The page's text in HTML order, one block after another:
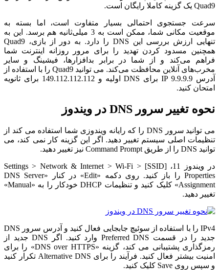
Quad9 یک گزینه کاملا رایگان است.
سرعت جستجوی احتمالی بسیار متفاوت است، اما بسته به
موقعیت مکانی شما، ممکن است به 3 میلی‌ثانیه هم برسد. این به
تنهایی ارزش بررسی این DNS را دارد. به دور از بازی، Quad9
همچنین مسدود کردن تهدید را برای مرور روزانه اینترنت شما
فراهم می‌کند و از شما در برابر بدافزارها، فیشینگ و سایر
مخرب‌های آنلاین محافظت می‌کند. می توانید Quad9 را با استفاده از
آدرس IP 9.9.9.9 برای DNS اولیه و 149.112.112.112 برای ثانویه
امتحان کنید.
نحوه تغییر سرور DNS در ویندوز
می توانید سرور DNS را که رایانه ویندوزی شما استفاده می کند از
تنظیمات اصلی سیستم تغییر دهید. اگر این گزینه کار نمی کند، می
توانید DNS را از طریق Command Prompt نیز تغییر دهید.
در ویندوز 11، Settings > Network & Internet > Wi-Fi > [SSID]
Properties را باز کنید. روی دکمه «Edit» در کنار «DNS Server
Assignment» کلیک کنید و تنظیمات DHCP خودکار را به «Manual»
تغییر دهید.
IPv4 را با استفاده از سوئیچ جابجایی فعال کنید و آدرس سرور DNS
جدید را در قسمت Preferred DNS وارد کنید. اگر DNS جدید از
رمزگذاری پشتیبانی می کند، گزینه «DNS over HTTPS» را برای
امنیت بیشتر فعال کنید. فرآیند را برای Alternative DNS تکرار کنید
و سپس روی Save کلیک کنید.